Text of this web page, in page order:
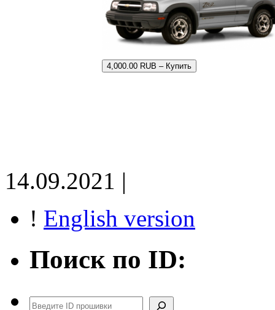
4,000.00 RUB – Купить
14.09.2021 |
! English version
Поиск по ID:
Поиск